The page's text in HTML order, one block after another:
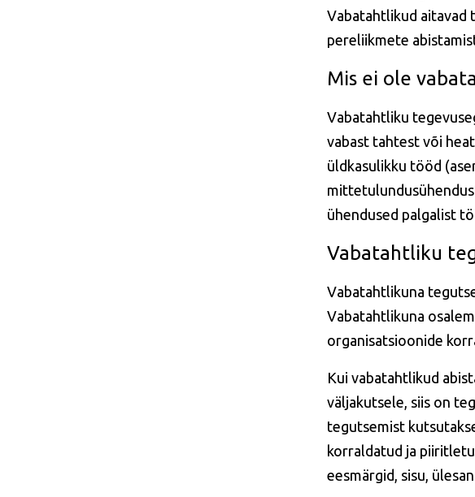
Vabatahtlikud aitavad
pereliikmete
Mis ei ole
Vabatahtliku
vabast tahtest või
üldkasulikku tööd
ühendused palgalist
Vabatahtliku
Vabatahtlikuna
Vabatahtlikuna
organisatsioonide
Kui vabatahtlikud
väljakutsele, siis on
tegutsemist
korraldatud ja
eesmärgid, sisu,